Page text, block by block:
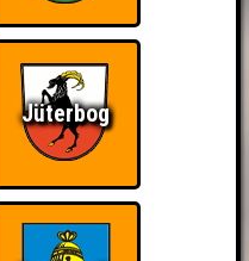
Jüterbog